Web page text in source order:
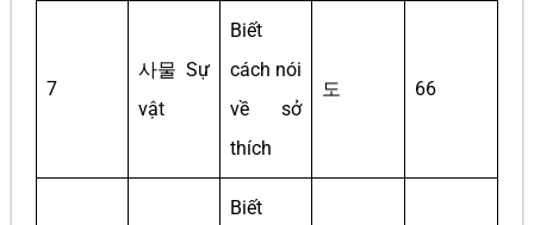
7
사물 Sự
vật
Biết
cách nói
về sở
thích
도 66
Biết